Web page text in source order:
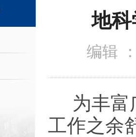
地
编辑
为丰富
工作之余